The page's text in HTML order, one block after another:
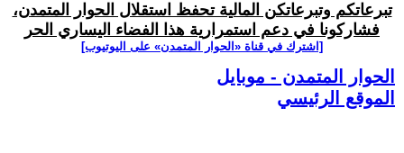
تبرعاتكم وتبرعاتكن المالية تحفظ استقلال الحوار المتمدن،
فشاركونا في دعم استمرارية هذا الفضاء اليساري الحر
[اشترك في قناة ‫«الحوار المتمدن» على اليوتيوب]
الحوار المتمدن - موبايل
الموقع الرئيسي